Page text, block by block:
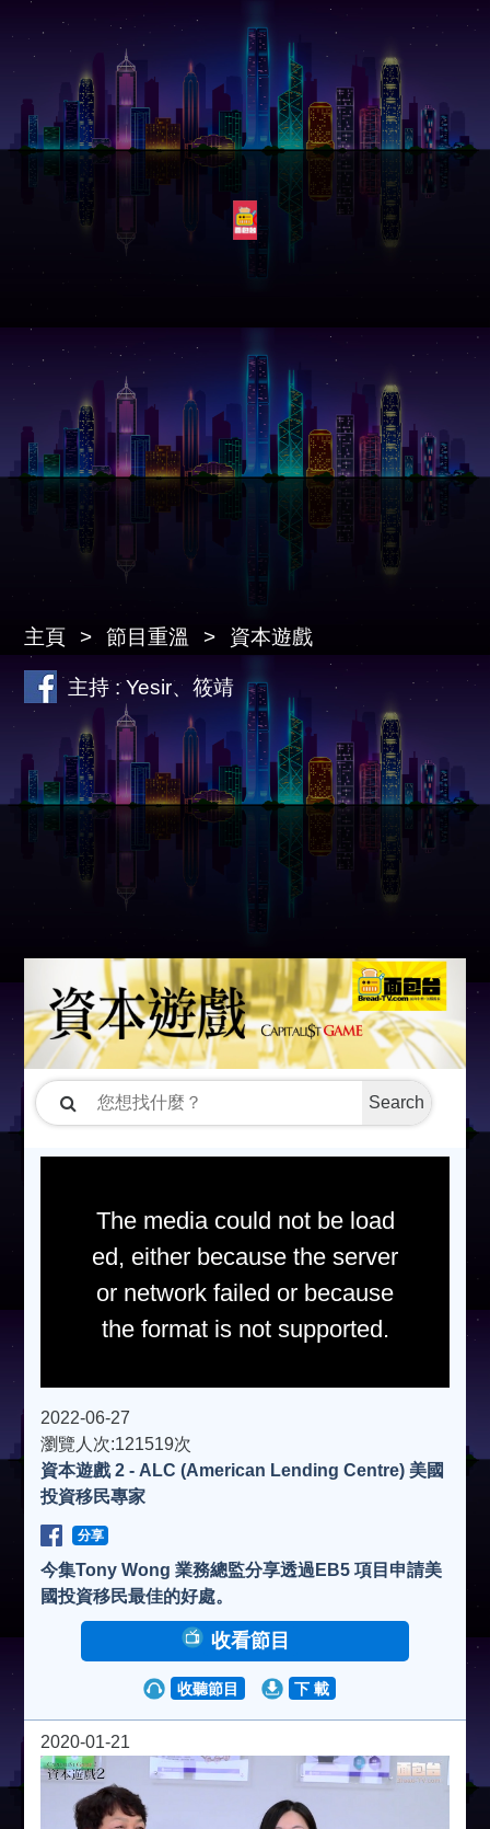
主頁 節目重溫 資本遊戲
主持 : Yesir、筱靖
Search
The media could not be load
ed, either because the server
or network failed or because
the format is not supported.
2022-06-27
瀏覽人次:121519次
資本遊戲 2 - ALC (American Lending Centre) 美國
投資移民專家
分享
今集Tony Wong 業務總監分享透過EB5 項目申請美
國投資移民最佳的好處。
收看節目
收聽節目 下 載
2020-01-21